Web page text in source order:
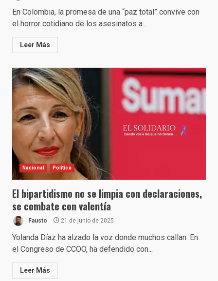
En Colombia, la promesa de una “paz total” convive con
el horror cotidiano de los asesinatos a...
Leer Más
Nacional Política
El bipartidismo no se limpia con declaraciones,
se combate con valentía
Fausto 21 de junio de 2025
Yolanda Díaz ha alzado la voz donde muchos callan. En
el Congreso de CCOO, ha defendido con...
Leer Más